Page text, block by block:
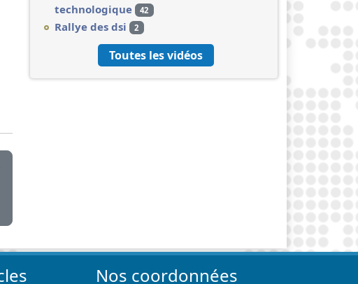
technologique
42
Rallye des dsi 2
Toutes les vidéos
Nos coordonnées